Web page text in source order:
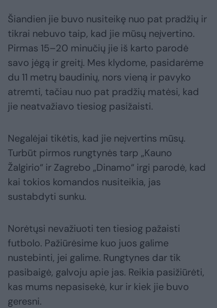
Šiandien jie buvo nusiteikę nuo pat pradžių ir
tikrai nebuvo taip, kad jie mūsų neįvertino.
Pirmas 15–20 minučių jie iš karto parodė
savo jėgą ir greitį. Mes klydome, pasidarėme
du 11 metrų baudinių, nors vieną ir pavyko
atremti, tačiau nuo pat pradžių matėsi, kad
jie neatvažiavo tiesiog pasižaisti.
Negalėjai tikėtis, kad jie neįvertins mūsų.
Turbūt pirmos rungtynės tarp „Kauno
Žalgirio“ ir Zagrebo „Dinamo“ irgi parodė, kad
kai tokios komandos nusiteikia, jas
sustabdyti sunku.
Norėtųsi nevažiuoti ten tiesiog pažaisti
futbolo. Pažiūrėsime kuo juos galime
nustebinti, jei galime. Rungtynes dar tik
pasibaigė, galvoju apie jas. Reikia pasižiūrėti,
kas mums nepasisekė, kur ir kiek jie buvo
geresni.